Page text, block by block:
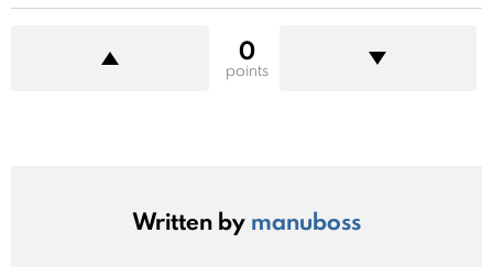
0
points
Written by manuboss